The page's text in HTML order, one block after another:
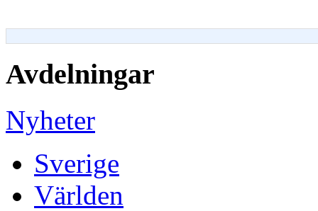
Avdelningar
Nyheter
Sverige
Världen